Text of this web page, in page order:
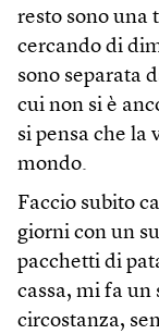
resto sono una
cercando di
sono separata
cui non si è
si pensa che la
mondo.
Faccio subito
giorni con un
pacchetti di
cassa, mi fa un
circostanza,